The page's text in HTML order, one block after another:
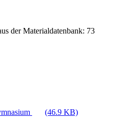
der Materialdatenbank: 73
(46.9 KB)